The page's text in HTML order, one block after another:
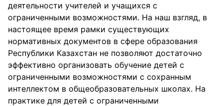
деятельности учителей и учащихся с
ограниченными возможностями. На наш взгляд, в
настоящее время рамки существующих
нормативных документов в сфере образования
Республики Казахстан не позволяют достаточно
эффективно организовать обучение детей с
ограниченными возможностями с сохранным
интеллектом в общеобразовательных школах. На
практике для детей с ограниченными